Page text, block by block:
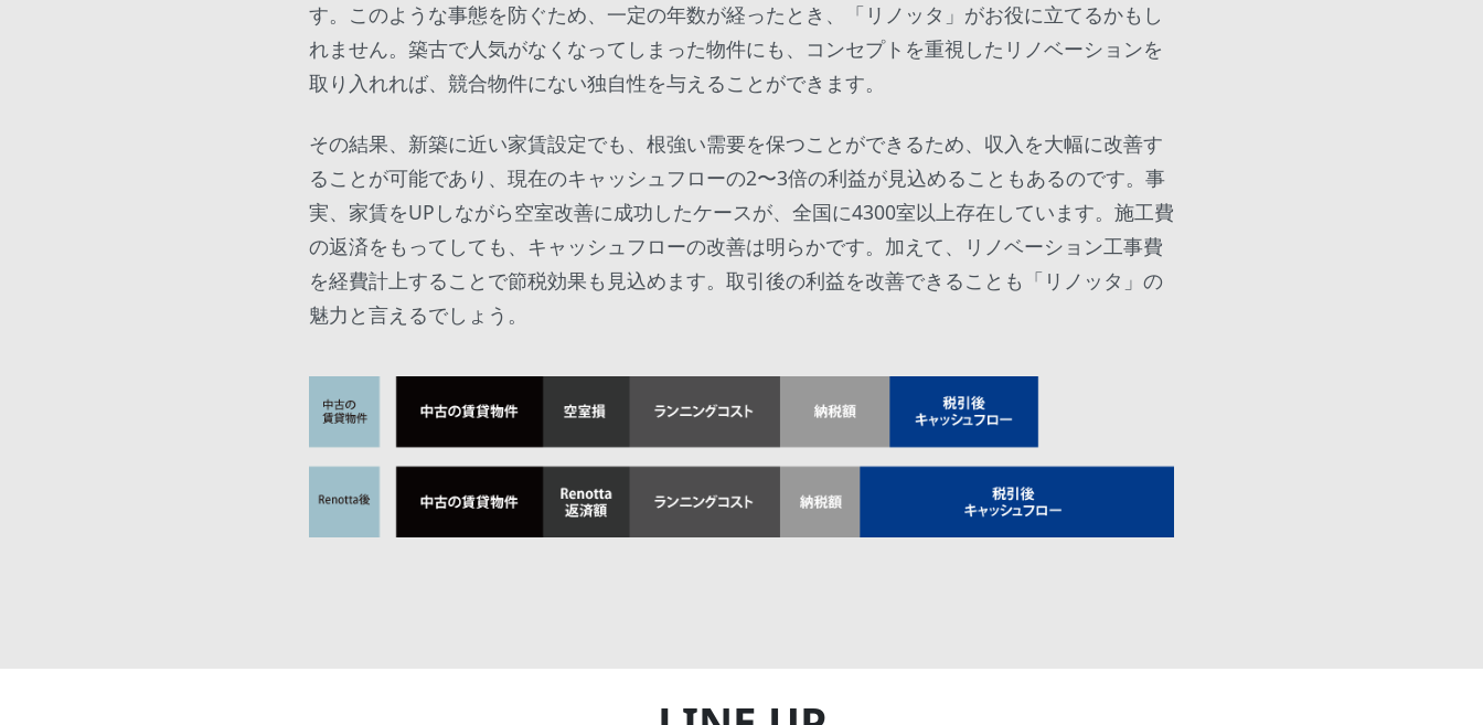
す。このような事態を防ぐため、一定の年数が経ったとき、「リノッタ」がお役に立てるかもし
れません。築古で人気がなくなってしまった物件にも、コンセプトを重視したリノベーションを
取り入れれば、競合物件にない独自性を与えることができます。
その結果、新築に近い家賃設定でも、根強い需要を保つことができるため、収入を大幅に改善す
ることが可能であり、現在のキャッシュフローの2〜3倍の利益が見込めることもあるのです。事
実、家賃をUPしながら空室改善に成功したケースが、全国に4300室以上存在しています。施工費
の返済をもってしても、キャッシュフローの改善は明らかです。加えて、リノベーション工事費
を経費計上することで節税効果も見込めます。取引後の利益を改善できることも「リノッタ」の
魅力と言えるでしょう。